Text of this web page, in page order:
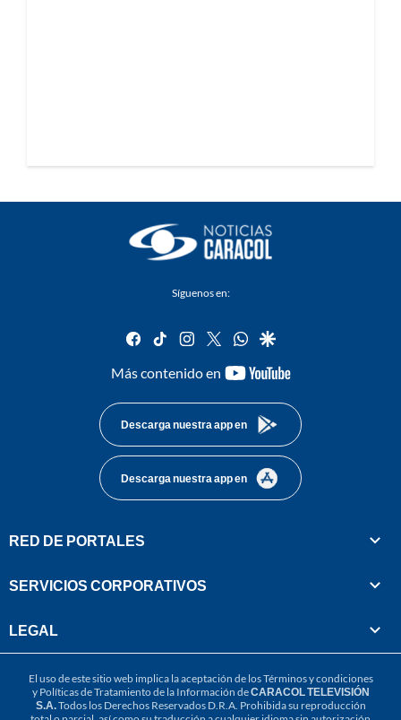
Síguenos en:
facebook
tiktok instagram
twitterwhatsapp
google
Más contenido en
youtube-
Descarga nuestra app en
Descarga nuestra app en
RED DE PORTALES
SERVICIOS CORPORATIVOS
LEGAL
El uso de este sitio web implica la aceptación de losTérminos y condiciones
y Políticas de Tratamiento de la Información deCARACOL TELEVISIÓN
S.A.Todos los Derechos Reservados D.R.A. Prohibida su reproducción